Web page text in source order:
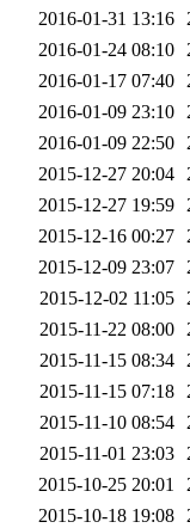
2016-01-31 13:16
2016-01-24 08:10
2016-01-17 07:40
2016-01-09 23:10
2016-01-09 22:50
2015-12-27 20:04
2015-12-27 19:59
2015-12-16 00:27
2015-12-09 23:07
2015-12-02 11:05
2015-11-22 08:00
2015-11-15 08:34
2015-11-15 07:18
2015-11-10 08:54
2015-11-01 23:03
2015-10-25 20:01
2015-10-18 19:08